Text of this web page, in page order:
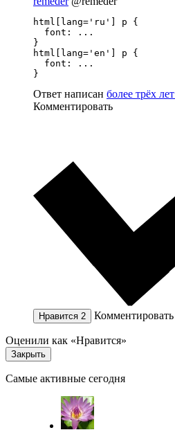
html[lang='ru'] p {
  font: ...
}
html[lang='en'] p {
  font: ...
}
Ответ написан более трёх
Комментировать
Нравится 2 Комментировать
Оценили как «Нравится»
Закрыть
Самые активные сегодня